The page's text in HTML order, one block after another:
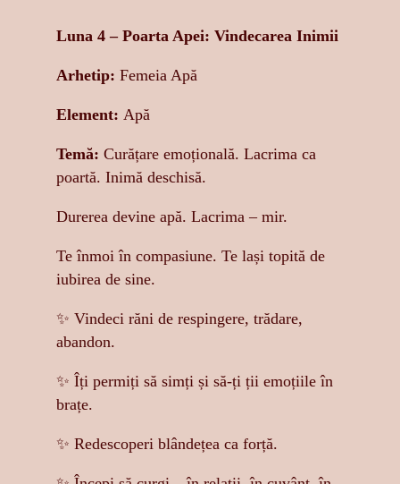
Luna 4 – Poarta Apei: Vindecarea Inimii
Arhetip: Femeia Apă
Element: Apă
Temă: Curățare emoțională. Lacrima ca
poartă. Inimă deschisă.
Durerea devine apă. Lacrima – mir.
Te înmoi în compasiune. Te lași topită de
iubirea de sine.
✨ Vindeci răni de respingere, trădare,
abandon.
✨ Îți permiți să simți și să-ți ții emoțiile în
brațe.
✨ Redescoperi blândețea ca forță.